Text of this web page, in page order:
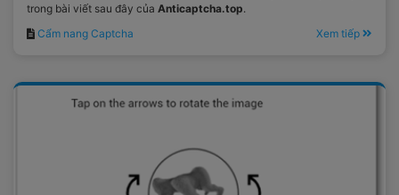
trong bài viết sau đây của Anticaptcha.top.
Cẩm nang Captcha
Xem tiếp